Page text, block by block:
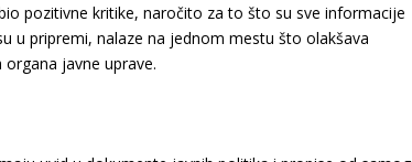
pozitivne kritike, naročito za to što su sve informacije
u pripremi, nalaze na jednom mestu što olakšava
javne uprave.